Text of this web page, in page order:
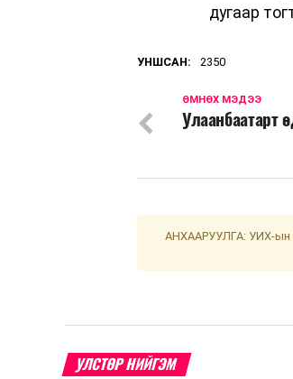
дугаар
УНШСАН: 2350
ӨМНӨХ МЭДЭЭ
Улаанбаатарт
АНХААРУУЛГА: УИХ-ын
УЛСТӨР НИЙГЭМ